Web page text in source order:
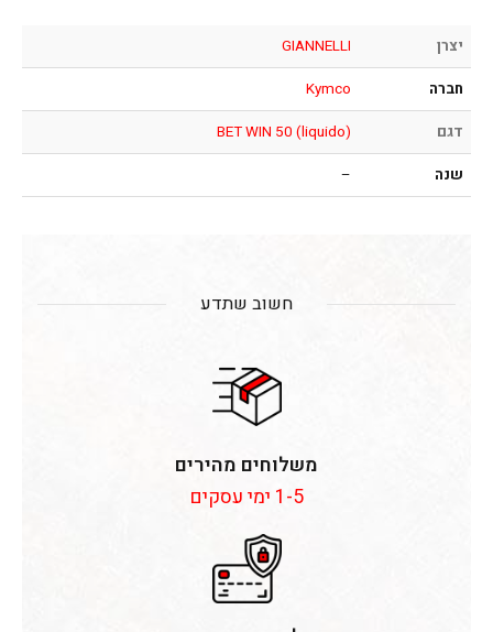
יצרן
GIANNELLI
חברה
Kymco
דגם
BET WIN 50 (liquido)
שנה
–
חשוב שתדע
משלוחים מהירים
1-5 ימי עסקים